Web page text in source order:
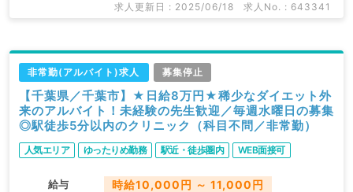
求人更新日 : 2025/06/18 求人No. : 643341
非常勤(アルバイト)求人 募集停止
【千葉県／千葉市】★日給8万円★稀少なダイエット外
来のアルバイト！未経験の先生歓迎／毎週水曜日の募集
◎駅徒歩5分以内のクリニック（科目不問／非常勤）
人気エリア ゆったりめ勤務 駅近・徒歩圏内 WEB面接可
給与 時給10,000円 ～ 11,000円